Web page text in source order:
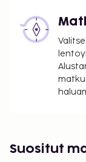
Suositut